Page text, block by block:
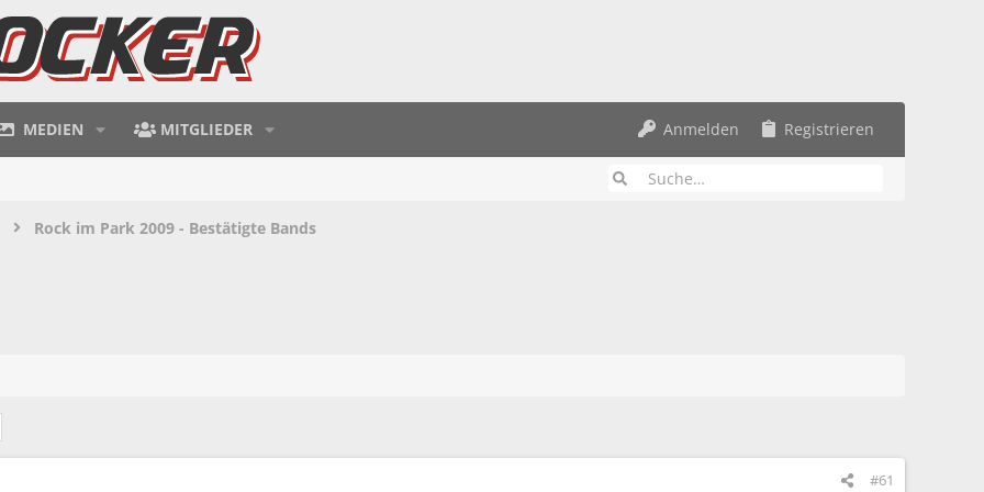
MEDIEN MITGLIEDER Anmelden Registrieren
Rock im Park 2009 - Bestätigte Bands
#61